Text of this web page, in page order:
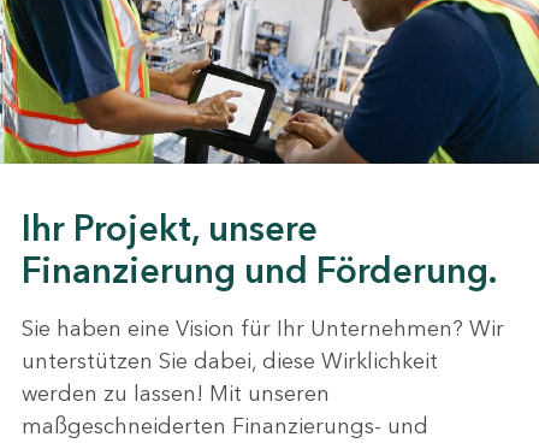
Ihr Projekt, unsere
Finanzierung und Förderung.
Sie haben eine Vision für Ihr Unternehmen? Wir
unterstützen Sie dabei, diese Wirklichkeit
werden zu lassen! Mit unseren
maßgeschneiderten Finanzierungs- und